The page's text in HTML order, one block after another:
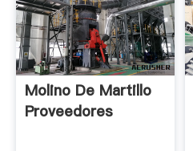
Molino De Martillo
Proveedores